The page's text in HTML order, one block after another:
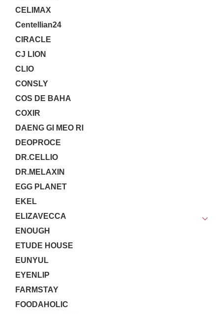
CELIMAX
Centellian24
CIRACLE
CJ LION
CLIO
CONSLY
COS DE BAHA
COXIR
DAENG GI MEO RI
DEOPROCE
DR.CELLIO
DR.MELAXIN
EGG PLANET
EKEL
ELIZAVECCA
ENOUGH
ETUDE HOUSE
EUNYUL
EYENLIP
FARMSTAY
FOODAHOLIC